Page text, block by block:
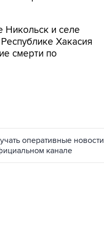
Никольск и селе
Хакасия
смерти по
оперативные новости
канале